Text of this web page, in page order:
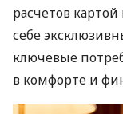
расчетов
себе
ключевые
в комфорте и